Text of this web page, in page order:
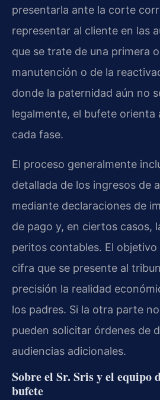
presentarla ante la corte
representar al cliente en las
que se trate de una primera
manutención o de la
donde la paternidad aún no
legalmente, el bufete orienta
cada fase.
El proceso generalmente
detallada de los ingresos de
mediante declaraciones de
de pago y, en ciertos casos,
peritos contables. El objetivo
cifra que se presente al
precisión la realidad
los padres. Si la otra parte
pueden solicitar órdenes de
audiencias adicionales.
Sobre el Sr. Sris y el equipo
bufete